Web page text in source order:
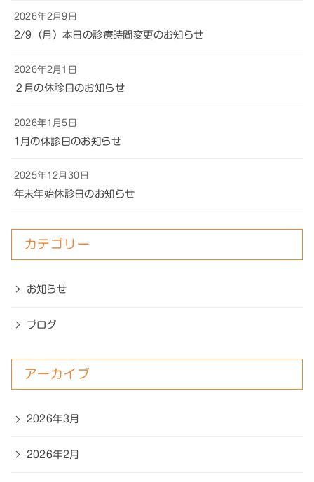
2/9（月）本日の診療時間変更のお知らせ
2026年2月9日
２月の休診日のお知らせ
2026年2月1日
1月の休診日のお知らせ
2026年1月5日
年末年始休診日のお知らせ
2025年12月30日
カテゴリー
お知らせ
ブログ
アーカイブ
2026年3月
2026年2月